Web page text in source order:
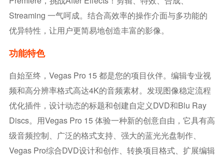
Streaming 一气呵成。结合高效率的操作介面与多功能的
优异特性，让用户更简易地创造丰富的影像。
功能特色
自始至终，Vegas Pro 15 都是您的项目伙伴。编辑专业视
频和高分辨率格式高达4K的音频素材。发现图像稳定流程
优化插件，设计动态的标题和创建自定义DVD和Blu Ray
Discs。用Vegas Pro 15 体验一种新的创意自由，它具有高
级音频控制、广泛的格式支持、强大的蓝光光盘制作、
Vegas Pro综合DVD设计和创作、转换项目格式、扩展编辑